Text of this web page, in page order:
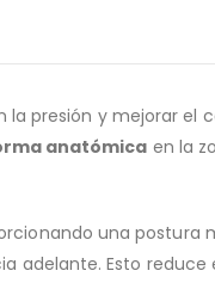
la presión y mejorar el
anatómica en la
una postura
adelante. Esto reduce